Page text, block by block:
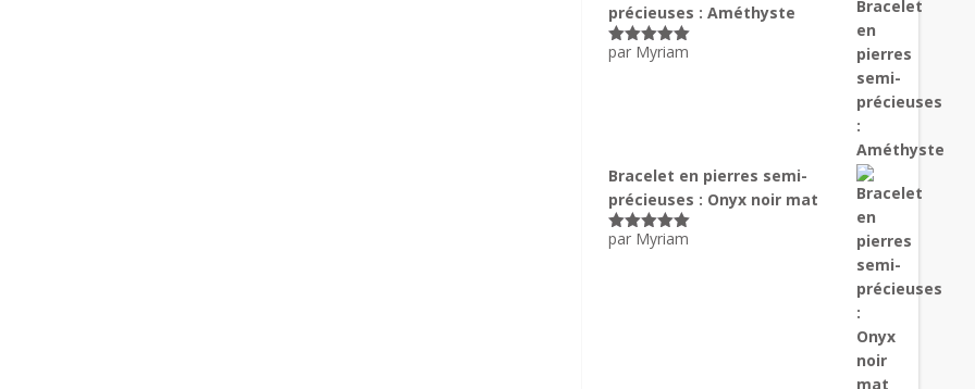
précieuses : Améthyste
Note5sur
par Myriam
Bracelet en pierres semi-
précieuses : Onyx noir mat
Note5sur
par Myriam